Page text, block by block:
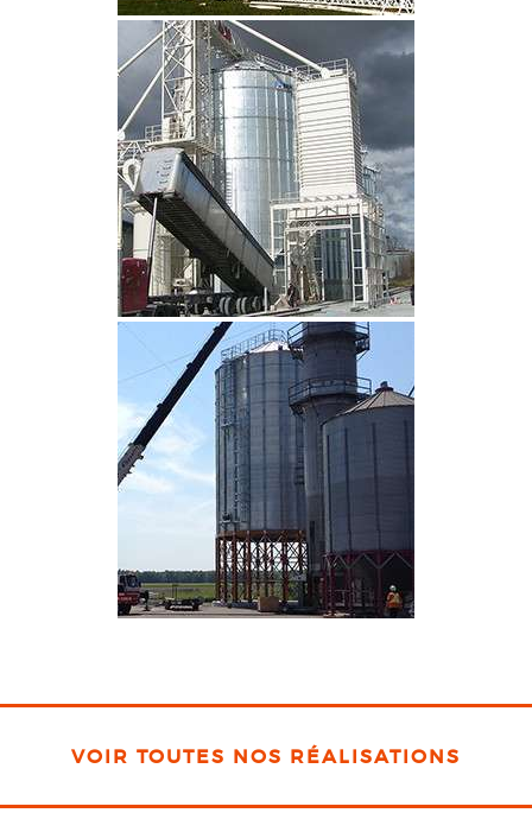
CLIQUEZ POUR AGRANDIR
CLIQUEZ POUR AGRANDIR
VOIR TOUTES NOS RÉALISATIONS